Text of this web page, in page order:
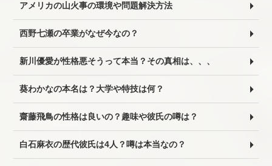
アメリカの山火事の環境や問題解決方法
西野七瀬の卒業がなぜ今なの？
新川優愛が性格悪そうって本当？その真相は、、、
葵わかなの本名は？大学や特技は何？
齋藤飛鳥の性格は良いの？趣味や彼氏の噂は？
白石麻衣の歴代彼氏は4人？噂は本当なの？